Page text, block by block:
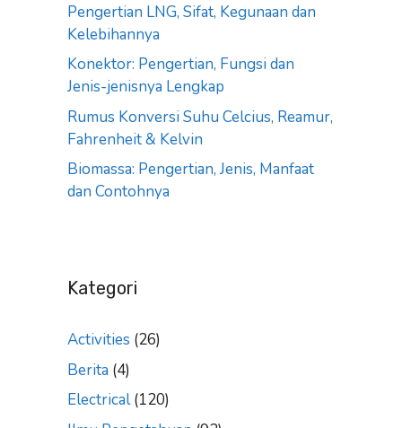
Pengertian LNG, Sifat, Kegunaan dan
Kelebihannya
Konektor: Pengertian, Fungsi dan
Jenis-jenisnya Lengkap
Rumus Konversi Suhu Celcius, Reamur,
Fahrenheit & Kelvin
Biomassa: Pengertian, Jenis, Manfaat
dan Contohnya
Kategori
Activities (26)
Berita (4)
Electrical(120)